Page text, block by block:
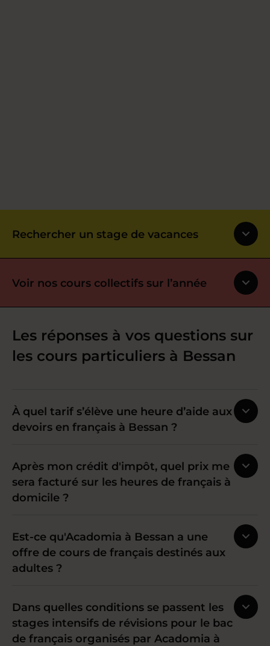
Rechercher un stage de vacances
Voir nos cours collectifs sur l’année
Les réponses à vos questions sur
les cours particuliers à Bessan
À quel tarif s’élève une heure d’aide aux
devoirs en français à Bessan ?
Après mon crédit d'impôt, quel prix me
sera facturé sur les heures de français à
domicile ?
Est-ce qu'Acadomia à Bessan a une
offre de cours de français destinés aux
adultes ?
Dans quelles conditions se passent les
stages intensifs de révisions pour le bac
de français organisés par Acadomia à